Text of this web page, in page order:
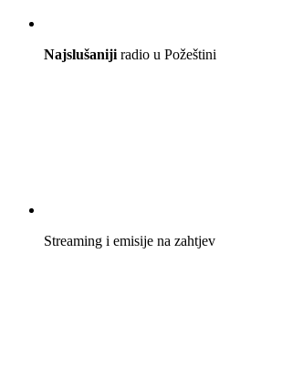
Najslušaniji radio u Požeštini
Streaming i emisije na zahtjev